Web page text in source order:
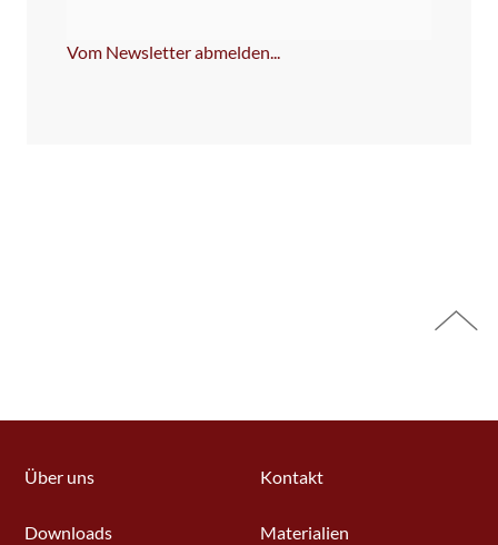
Vom Newsletter abmelden...
Über uns Kontakt
Downloads Materialien